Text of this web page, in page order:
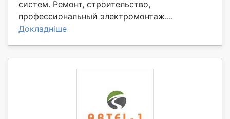
систем. Ремонт, строительство,
профессиональный электромонтаж....
Докладніше